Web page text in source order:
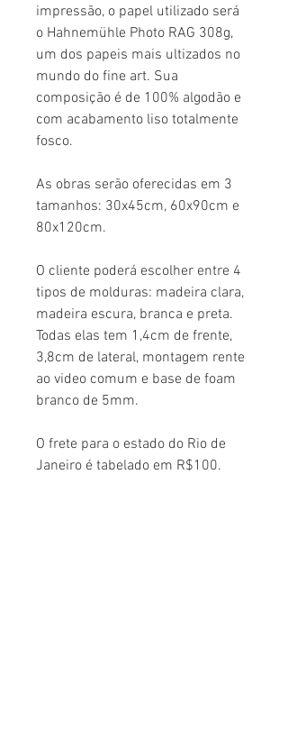
impressão, o papel utilizado será
o Hahnemühle Photo RAG 308g,
um dos papeis mais ultizados no
mundo do fine art. Sua
composição é de 100% algodão e
com acabamento liso totalmente
fosco.
As obras serão oferecidas em 3
tamanhos: 30x45cm, 60x90cm e
80x120cm.
O cliente poderá escolher entre 4
tipos de molduras: madeira clara,
madeira escura, branca e preta.
Todas elas tem 1,4cm de frente,
3,8cm de lateral, montagem rente
ao video comum e base de foam
branco de 5mm.
O frete para o estado do Rio de
Janeiro é tabelado em R$100.